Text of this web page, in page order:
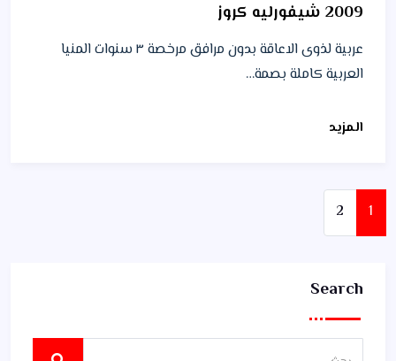
2009 شيفورليه كروز
عربية لذوى الاعاقة بدون مرافق مرخصة ٣ سنوات المنيا
العربية كاملة بصمة…
المزيد
صفحة1 صفحة
2
Search